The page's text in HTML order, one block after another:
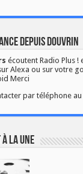
depuis Douvrin
écoutent Radio Plus !
Alexa ou sur votre
Merci
par téléphone au
la une